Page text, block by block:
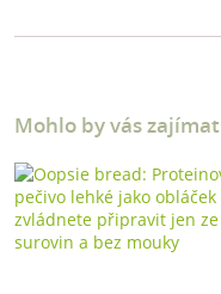
Mohlo by vás zajímat